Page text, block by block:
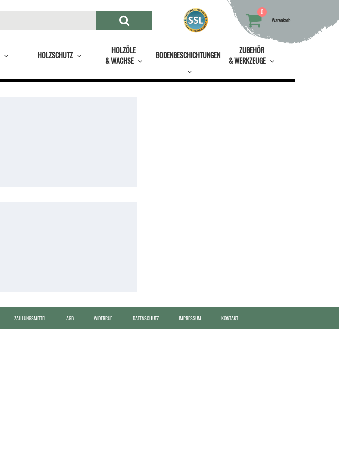
0
Warenkorb
HOLZSCHUTZ
HOLZÖLE
& WACHSE
BODENBESCHICHTUNGEN
ZUBEHÖR
& WERKZEUGE
ZAHLUNGSMITTEL AGB WIDERRUF DATENSCHUTZ IMPRESSUM KONTAKT